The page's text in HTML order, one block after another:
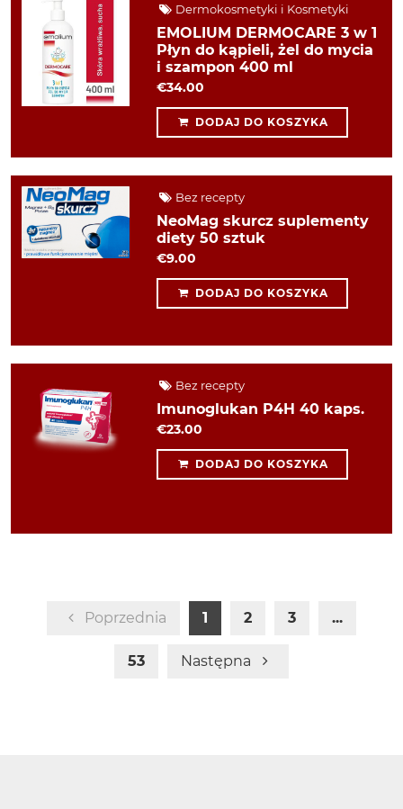
Dermokosmetyki i Kosmetyki
EMOLIUM DERMOCARE 3 w 1
Płyn do kąpieli, żel do mycia
i szampon 400 ml
€34.00
DODAJ DO KOSZYKA
Bez recepty
NeoMag skurcz suplementy
diety 50 sztuk
€9.00
DODAJ DO KOSZYKA
Bez recepty
Imunoglukan P4H 40 kaps.
€23.00
DODAJ DO KOSZYKA
Poprzednia 1 2 3 ...
53 Następna